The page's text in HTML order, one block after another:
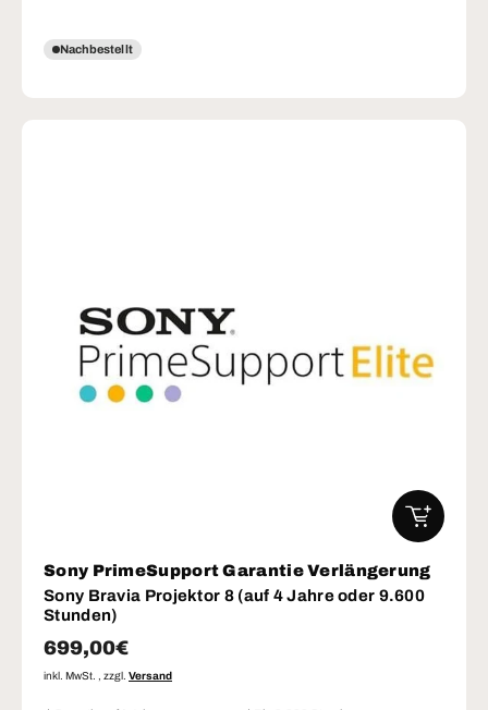
Nachbestellt
Sony PrimeSupport Garantie Verlängerung
Sony Bravia Projektor 8 (auf 4 Jahre oder 9.600
Stunden)
Normaler Preis
699,00€
inkl. MwSt. , zzgl. Versand
IN DEN